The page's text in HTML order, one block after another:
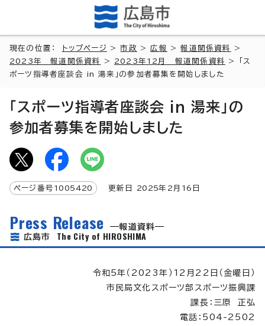
現在の位置： トップページ >市政 >広報 >報道関係資料
>
2023年 報道関係資料
> 2023年12月 報道関係資料
> 「ス
ポーツ指導者座談会 in 湯来」の参加者募集を開始しました
「スポーツ指導者座談会 in 湯来」の
参加者募集を開始しました
ページ番号 1005420 更新日 2025年2月 16 日
Press Release
報道資料
広島市 The City of HIROSHIMA
令和5年（2023年）12月22日（金曜日）
市民局文化スポーツ部スポーツ振興課
課長：三原 正弘
電話：504-2502